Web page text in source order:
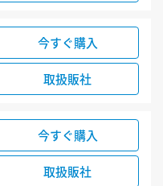
今すぐ購入
取扱販社
今すぐ購入
取扱販社